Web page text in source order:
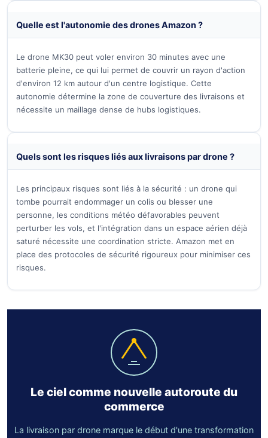
Quelle est l'autonomie des drones Amazon ?
Le drone MK30 peut voler environ 30 minutes avec une
batterie pleine, ce qui lui permet de couvrir un rayon d'action
d'environ 12 km autour d'un centre logistique. Cette
autonomie détermine la zone de couverture des livraisons et
nécessite un maillage dense de hubs logistiques.
Quels sont les risques liés aux livraisons par drone ?
Les principaux risques sont liés à la sécurité : un drone qui
tombe pourrait endommager un colis ou blesser une
personne, les conditions météo défavorables peuvent
perturber les vols, et l'intégration dans un espace aérien déjà
saturé nécessite une coordination stricte. Amazon met en
place des protocoles de sécurité rigoureux pour minimiser ces
risques.
Le ciel comme nouvelle autoroute du
commerce
La livraison par drone marque le début d'une transformation